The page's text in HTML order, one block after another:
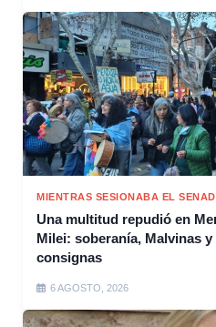
MIENTRAS SESIONABA EL
Una multitud repudió en
Milei: soberanía, Malvinas
consignas
6 AGOSTO, 2026